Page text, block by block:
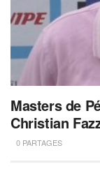
Masters de
Christian
0 PARTAGES